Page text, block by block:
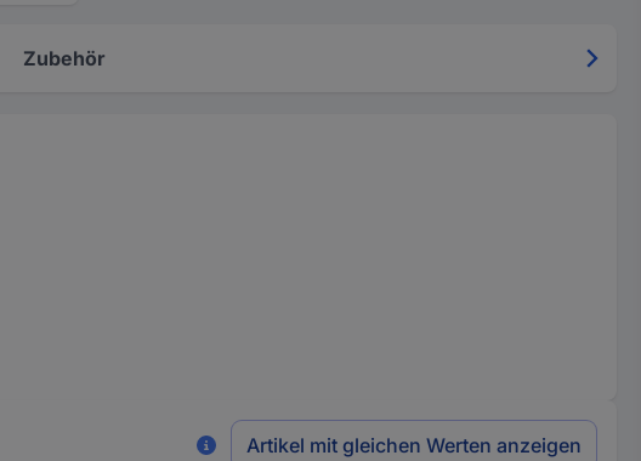
Zubehör
Artikel mit gleichen Werten anzeigen